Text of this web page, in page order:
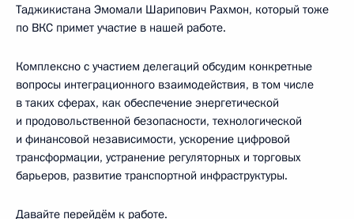
Таджикистана Эмомали Шарипович Рахмон, который тоже
по ВКС примет участие в нашей работе.
Комплексно с участием делегаций обсудим конкретные
вопросы интеграционного взаимодействия, в том числе
в таких сферах, как обеспечение энергетической
и продовольственной безопасности, технологической
и финансовой независимости, ускорение цифровой
трансформации, устранение регуляторных и торговых
барьеров, развитие транспортной инфраструктуры.
Давайте перейдём к работе.